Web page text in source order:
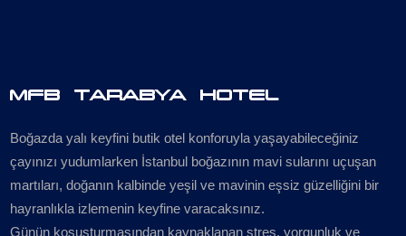
MFB TARABYA HOTEL
Boğazda yalı keyfini butik otel konforuyla yaşayabileceğiniz
çayınızı yudumlarken İstanbul boğazının mavi sularını uçuşan
martıları, doğanın kalbinde yeşil ve mavinin eşsiz güzelliğini bir
hayranlıkla izlemenin keyfine varacaksınız.
Günün koşuşturmasından kaynaklanan stres, yorgunluk ve